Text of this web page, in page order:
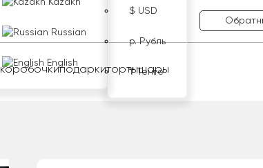
Kazakh
Russian
English
$ USD
р. Рубль
₸ Тенге
коробочкиподаркитортышары